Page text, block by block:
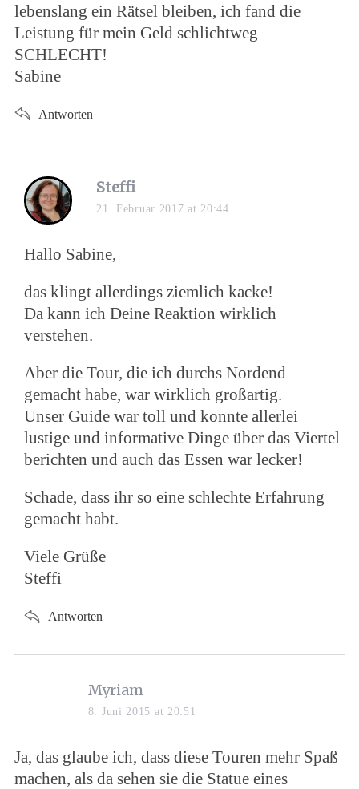
lebenslang ein Rätsel bleiben, ich fand die
Leistung für mein Geld schlichtweg
SCHLECHT!
Sabine
Antworten
s
a
s
Steffi
21. Februar 2017 at 20:44
Hallo Sabine,
das klingt allerdings ziemlich kacke!
Da kann ich Deine Reaktion wirklich
verstehen.
Aber die Tour, die ich durchs Nordend
gemacht habe, war wirklich großartig.
Unser Guide war toll und konnte allerlei
lustige und informative Dinge über das Viertel
berichten und auch das Essen war lecker!
Schade, dass ihr so eine schlechte Erfahrung
gemacht habt.
Viele Grüße
Steffi
Antworten
s
a
s
:
Myriam
8. Juni 2015 at 20:51
Ja, das glaube ich, dass diese Touren mehr Spaß
machen, als da sehen sie die Statue eines